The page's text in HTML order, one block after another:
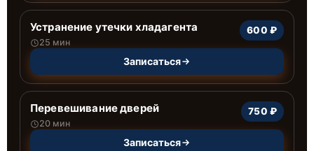
Устранение утечки хладагента
25 мин
600 ₽
Записаться
Перевешивание дверей
20 мин
750 ₽
Записаться